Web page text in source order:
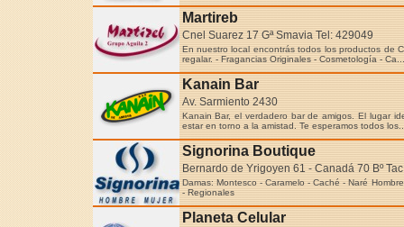
Martireb
Cnel Suarez 17 Gª Smavia Tel: 429049
En nuestro local encontrás todos los productos de
regalar. - Fragancias Originales - Cosmetología - Ca...
Kanain Bar
Av. Sarmiento 2430
Kanain Bar, el verdadero bar de amigos. El lugar
estar en torno a la amistad. Te esperamos todos
Signorina Boutique
Bernardo de Yrigoyen 61 - Canadá 70 Bº Tac
Damas: Montesco - Caramelo - Caché - Naré
- Regionales
Planeta Celular